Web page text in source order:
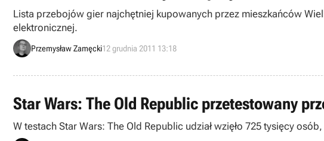
Lista przebojów gier najchętniej kupowanych przez mieszkańców
elektronicznej.
Przemysław Zamęcki12 grudnia 2011 13:18
Star Wars: The Old Republic przetestowany
W testach Star Wars: The Old Republic udział wzięło 725 tysięcy